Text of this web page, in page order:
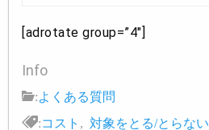
[adrotate group=”4″]
Info
: よくある質問
:コスト 対象をとる/とらない